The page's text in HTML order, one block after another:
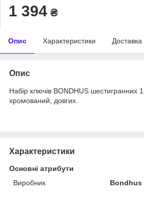
1 394 ₴
Опис Характеристики Доставка
Опис
Набір ключів BONDHUS
хромований; довгих.
Характеристики
Основні атрибути
Виробник
Bondhus